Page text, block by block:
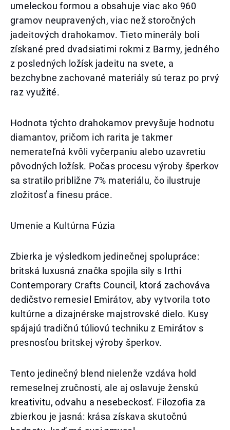
umeleckou formou a obsahuje viac ako 960
gramov neupravených, viac než storočných
jadeitových drahokamov. Tieto minerály boli
získané pred dvadsiatimi rokmi z Barmy, jedného
z posledných ložísk jadeitu na svete, a
bezchybne zachované materiály sú teraz po prvý
raz využité.
Hodnota týchto drahokamov prevyšuje hodnotu
diamantov, pričom ich rarita je takmer
nemerateľná kvôli vyčerpaniu alebo uzavretiu
pôvodných ložísk. Počas procesu výroby šperkov
sa stratilo približne 7% materiálu, čo ilustruje
zložitosť a finesu práce.
Umenie a Kultúrna Fúzia
Zbierka je výsledkom jedinečnej spolupráce:
britská luxusná značka spojila sily s Irthi
Contemporary Crafts Council, ktorá zachováva
dedičstvo remesiel Emirátov, aby vytvorila toto
kultúrne a dizajnérske majstrovské dielo. Kusy
spájajú tradičnú túliovú techniku z Emirátov s
presnosťou britskej výroby šperkov.
Tento jedinečný blend nielenže vzdáva hold
remeselnej zručnosti, ale aj oslavuje ženskú
kreativitu, odvahu a nesebeckosť. Filozofia za
zbierkou je jasná: krása získava skutočnú